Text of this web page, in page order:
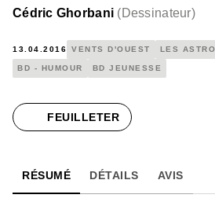
Cédric Ghorbani (Dessinateur)
13.04.2016 VENTS D'OUEST LES
BD - HUMOUR BD JEUNESSE
FEUILLETER
RÉSUMÉ DÉTAILS AVIS